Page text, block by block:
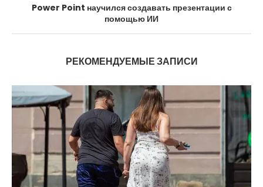
Power Point научился создавать презентации с
помощью ИИ
РЕКОМЕНДУЕМЫЕ ЗАПИСИ